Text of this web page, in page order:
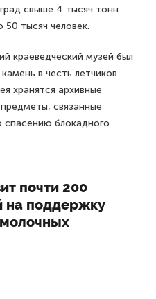
свыше 4 тысяч тонн
50 тысяч человек.
краеведческий музей был
в честь летчиков
хранятся архивные
связанные
блокадного
почти 200
на поддержку